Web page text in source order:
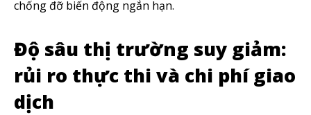
chống đỡ biến động ngắn hạn.
Độ sâu thị trường suy giảm:
rủi ro thực thi và chi phí giao
dịch